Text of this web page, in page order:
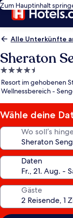
Zum Hauptinhalt
Alle Unterkünfte
Sheraton
4.5-
Sterne-
Unterkunft
Resort im gehobenen
Wellnessbereich -
Wähle deine
Wo soll’s
Daten
Gäste